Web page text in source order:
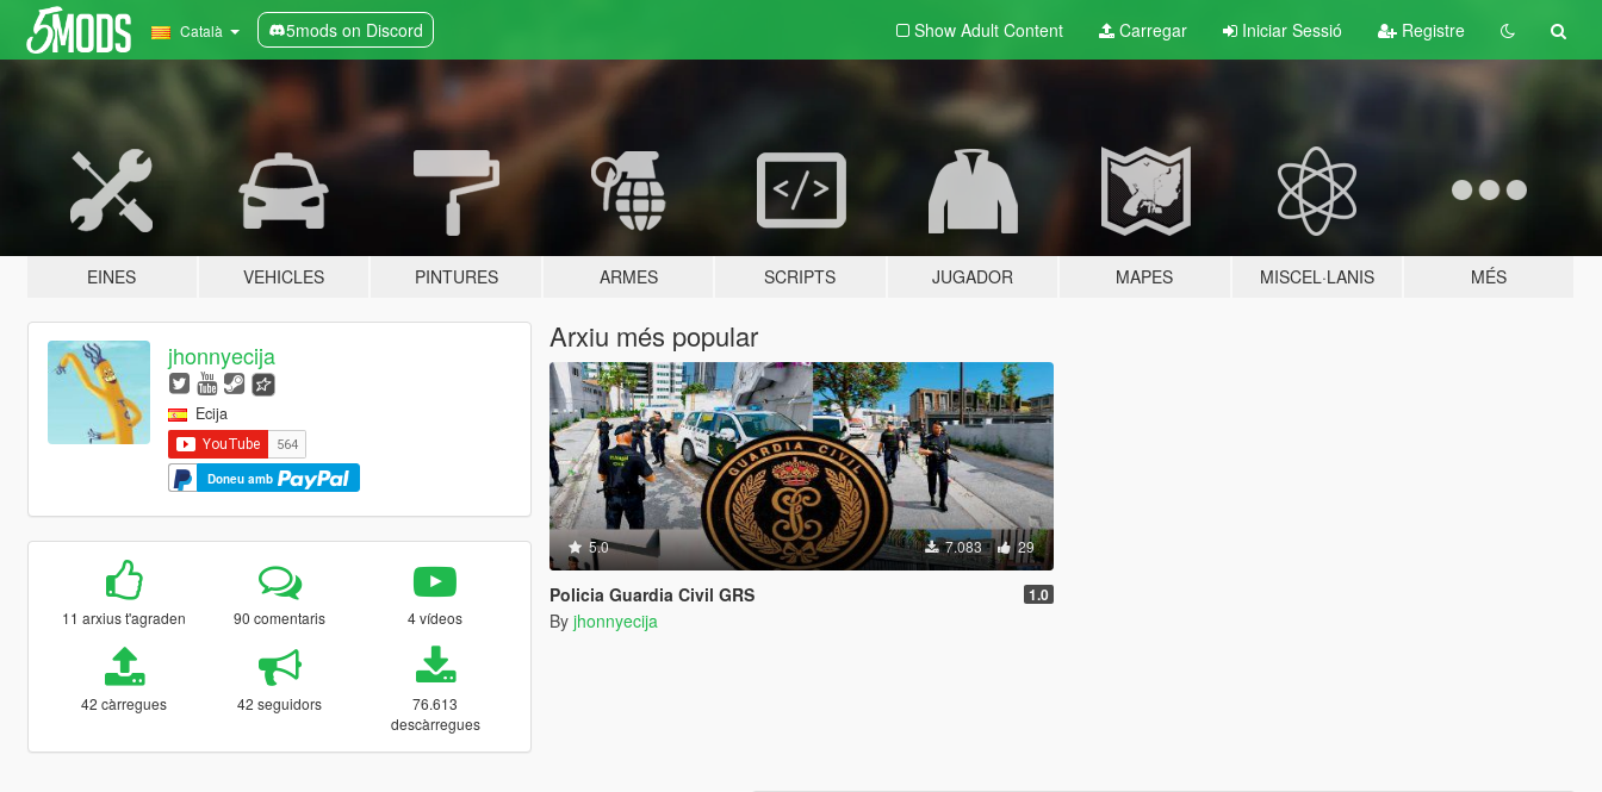
Català 5mods on Discord Show Adult Content Carregar Iniciar Sessió Registre
EINES VEHICLES PINTURES ARMES SCRIPTS JUGADOR MAPES MISCEL·LANIS MÉS
jhonnyecija
Ecija
Doneu amb
11 arxius t'agraden 90 comentaris 4 vídeos
42 càrregues 42 seguidors
76.613
descàrregues
Arxiu més popular
5.0 7.083 29
Policia Guardia Civil GRS 1.0
By jhonnyecija